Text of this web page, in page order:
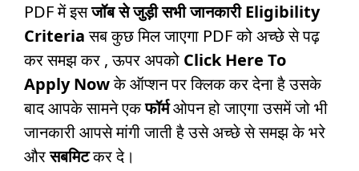
PDF में इसजॉब से जुड़ी सभी जानकारी Eligibility
Criteriaसब कुछ मिल जाएगा PDF को अच्छे से पढ़
कर समझ कर , ऊपर अपको Click Here To
Apply Nowके ऑप्शन पर क्लिक कर देना है उसके
बाद आपके सामने एकफॉर्मओपन हो जाएगा उसमें जो भी
जानकारी आपसे मांगी जाती है उसे अच्छे से समझ के भरे
औरसबमिटकर दे।